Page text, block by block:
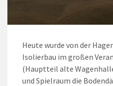
Heute wurde von der
Isolierbau im großen
(Hauptteil alte
und Spielraum die